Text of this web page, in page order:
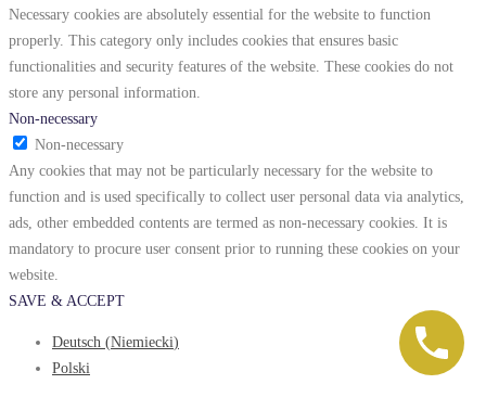
Necessary cookies are absolutely essential for the website to function
properly. This category only includes cookies that ensures basic
functionalities and security features of the website. These cookies do not
store any personal information.
Non-necessary
Non-necessary
Any cookies that may not be particularly necessary for the website to
function and is used specifically to collect user personal data via analytics,
ads, other embedded contents are termed as non-necessary cookies. It is
mandatory to procure user consent prior to running these cookies on your
website.
SAVE & ACCEPT
Deutsch (Niemiecki)
Polski